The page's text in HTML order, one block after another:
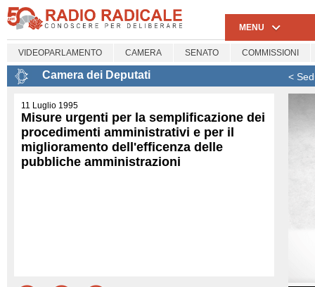
MENU
VIDEOPARLAMENTO CAMERA SENATO COMMISSIONI
Camera dei Deputati <
11 Luglio 1995
Misure urgenti per la semplificazione dei
procedimenti amministrativi e per il
miglioramento dell'efficenza delle
pubbliche amministrazioni